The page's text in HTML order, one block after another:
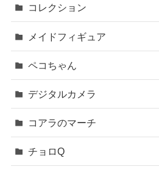
コレクション
メイドフィギュア
ペコちゃん
デジタルカメラ
コアラのマーチ
チョロQ